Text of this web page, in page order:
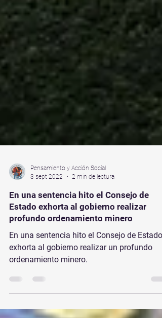
Pensamiento y Acción Social
3 sept 2022
2 min de lectura
En una sentencia hito el Consejo de
Estado exhorta al gobierno realizar
profundo ordenamiento minero
En una sentencia hito el Consejo de Estado
ordenamiento minero.